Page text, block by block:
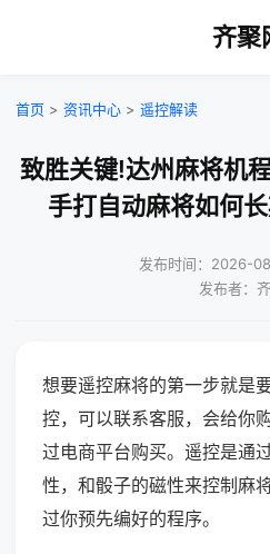
齐聚
首页 > 资讯中心 > 遥控解读
致胜关键!达州麻将机
手打自动麻将如何
发布时间：2026-
发布者：
想要遥控麻将的第一步就是
控，可以联系客服，会给你
过电商平台购买。遥控是通
性，和骰子的磁性来控制麻
过你预先编好的程序。